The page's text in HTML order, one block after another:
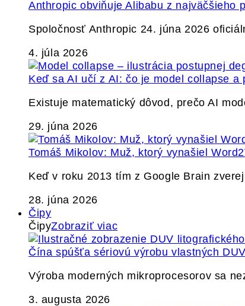
Anthropic obviňuje Alibabu z najväčšieho
Spoločnosť Anthropic 24. júna 2026
4. júla 2026
Keď sa AI učí z AI: čo je model collapse
Existuje matematický dôvod, prečo AI
29. júna 2026
Tomáš Mikolov: Muž, ktorý vynašiel
Keď v roku 2013 tím z Google Brain
28. júna 2026
Čipy
ČipyZobraziť viac
Čína spúšťa sériovú výrobu vlastných
Výroba moderných mikroprocesorov sa
3. augusta 2026